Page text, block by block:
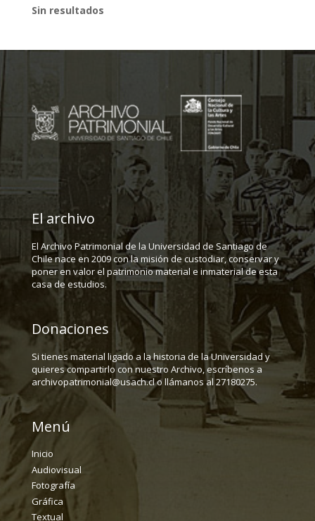
Sin resultados
El archivo
El Archivo Patrimonial de la Universidad de Santiago de
Chile nace en 2009 con la misión de custodiar, conservar y
poner en valor el patrimonio material e inmaterial de esta
casa de estudios.
Donaciones
Si tienes material ligado a la historia de la Universidad y
quieres compartirlo con nuestro Archivo, escríbenos a
archivopatrimonial@usach.cl o llámanos al 27180275.
Menú
Inicio
Audiovisual
Fotografía
Gráfica
Textual